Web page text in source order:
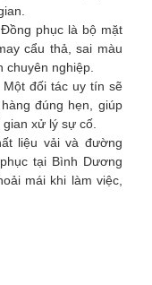
phục là bộ mặt
cẩu thả, sai màu
nghiệp.
Một đối tác uy tín sẽ
đúng hẹn, giúp
xử lý sự cố.
liệu vải và đường
tại Bình Dương
mái khi làm việc,